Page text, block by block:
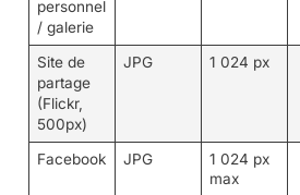
personnel
/ galerie
Site de
partage
(Flickr,
500px)
JPG 1 024 px
Facebook JPG
1 024 px
max